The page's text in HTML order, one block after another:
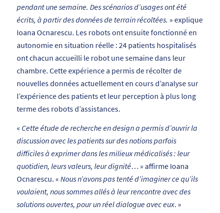
pendant une semaine. Des scénarios d’usages ont été
écrits, à partir des données de terrain récoltées. » explique
Ioana Ocnarescu. Les robots ont ensuite fonctionné en
autonomie en situation réelle : 24 patients hospitalisés
ont chacun accueilli le robot une semaine dans leur
chambre. Cette expérience a permis de récolter de
nouvelles données actuellement en cours d’analyse sur
l’expérience des patients et leur perception à plus long
terme des robots d’assistances.
« Cette étude de recherche en design a permis d’ouvrir la
discussion avec les patients sur des notions parfois
difficiles à exprimer dans les milieux médicalisés : leur
quotidien, leurs valeurs, leur dignité… » affirme Ioana
Ocnarescu. « Nous n’avons pas tenté d’imaginer ce qu’ils
voulaient, nous sommes allés à leur rencontre avec des
solutions ouvertes, pour un réel dialogue avec eux. »